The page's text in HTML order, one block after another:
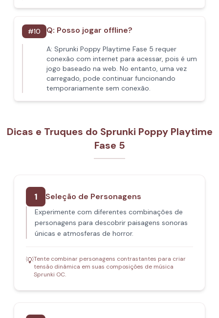
#10 Q: Posso jogar offline?
A: Sprunki Poppy Playtime Fase 5 requer
conexão com internet para acessar, pois é um
jogo baseado na web. No entanto, uma vez
carregado, pode continuar funcionando
temporariamente sem conexão.
Dicas e Truques do Sprunki Poppy Playtime
Fase 5
1 Seleção de Personagens
Experimente com diferentes combinações de
personagens para descobrir paisagens sonoras
únicas e atmosferas de horror.
💡Tente combinar personagens contrastantes para criar
tensão dinâmica em suas composições de música
Sprunki OC.